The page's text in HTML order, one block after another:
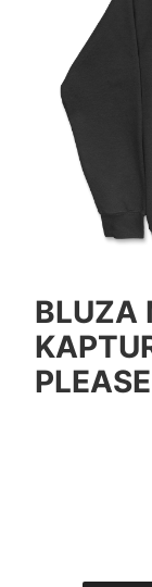
BLUZA